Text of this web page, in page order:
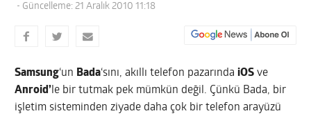
- Güncelleme: 21 Aralık 2010 11:18
Samsung‘un Bada‘sını, akıllı telefon pazarındaiOS ve
Anroid’ le bir tutmak pek mümkün değil. Çünkü Bada, bir
işletim sisteminden ziyade daha çok bir telefon arayüzü